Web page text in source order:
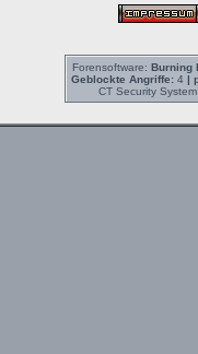
Forensoftware: Burning
Geblockte Angriffe:4 |
CT Security